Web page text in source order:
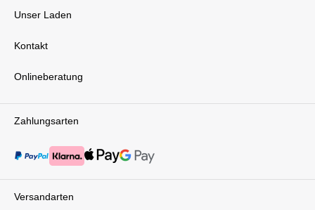
Zahlungsarten
Versandarten
Unser Laden
Kontakt
Onlineberatung